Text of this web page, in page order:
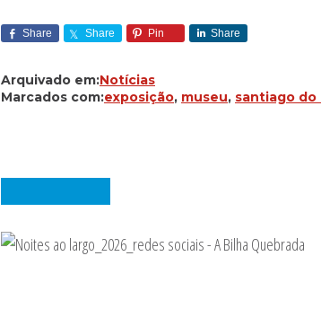
Share Share Pin Share
Arquivado em:Notícias
Marcados com:exposição, museu, santiago do